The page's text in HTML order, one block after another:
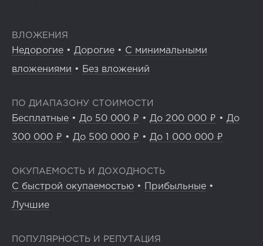
ВЛОЖЕНИЯ
Недорогие • Дорогие • С минимальными
вложениями • Без вложений
ПО ДИАПАЗОНУ СТОИМОСТИ
Бесплатные • До 50 000 ₽ • До 200 000 ₽ • До
300 000 ₽ • До 500 000 ₽ • До 1 000 000 ₽
ОКУПАЕМОСТЬ И ДОХОДНОСТЬ
С быстрой окупаемостью • Прибыльные •
Лучшие
ПОПУЛЯРНОСТЬ И РЕПУТАЦИЯ